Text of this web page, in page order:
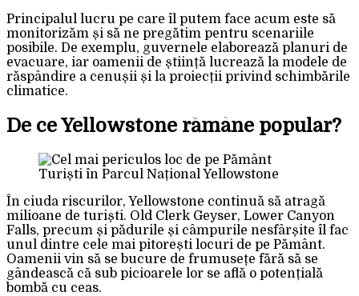
Principalul lucru pe care îl putem face acum este să
monitorizăm și să ne pregătim pentru scenariile
posibile. De exemplu, guvernele elaborează planuri de
evacuare, iar oamenii de știință lucrează la modele de
răspândire a cenușii și la proiecții privind schimbările
climatice.
De ce Yellowstone rămâne popular?
Turiști în Parcul Național Yellowstone
În ciuda riscurilor, Yellowstone continuă să atragă
milioane de turiști. Old Clerk Geyser, Lower Canyon
Falls, precum și pădurile și câmpurile nesfârșite îl fac
unul dintre cele mai pitorești locuri de pe Pământ.
Oamenii vin să se bucure de frumusețe fără să se
gândească că sub picioarele lor se află o potențială
bombă cu ceas.